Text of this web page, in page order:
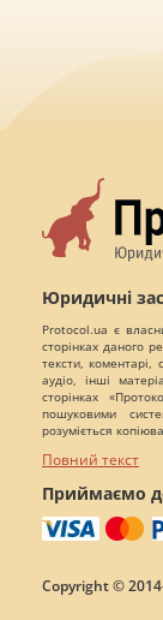
Юридичні
Protocol.ua є
сторінках даного
тексти,
аудіо, інші
сторінках
пошуковими
розуміється
Повний текст
Приймаємо
Copyright ©